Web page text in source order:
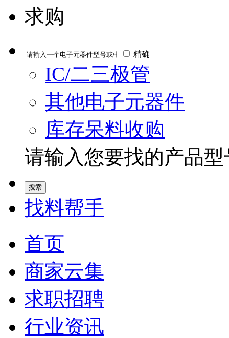
求购
精确
IC/二三极管
其他电子元器件
库存呆料收购
请输入您要找的产品型
找料帮手
首页
商家云集
求职招聘
行业资讯